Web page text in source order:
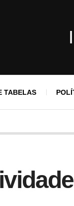
TABELAS